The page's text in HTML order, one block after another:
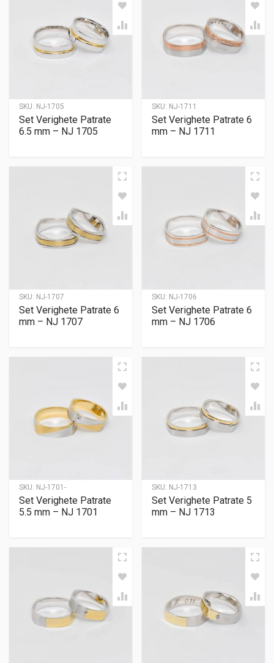
SKU: NJ-1705
Set Verighete Patrate
6.5 mm – NJ 1705
SKU: NJ-1711
Set Verighete Patrate 6
mm – NJ 1711
SKU: NJ-1707
Set Verighete Patrate 6
mm – NJ 1707
SKU: NJ-1706
Set Verighete Patrate 6
mm – NJ 1706
SKU: NJ-1701-
Set Verighete Patrate
5.5 mm – NJ 1701
SKU: NJ-1713
Set Verighete Patrate 5
mm – NJ 1713